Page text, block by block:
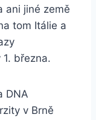
ani jiné země
tom Itálie a
března.
DNA
v Brně